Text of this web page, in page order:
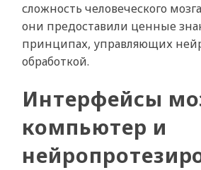
сложность человеческого
они предоставили ценные
принципах, управляющих
обработкой.
Интерфейсы
компьютер и